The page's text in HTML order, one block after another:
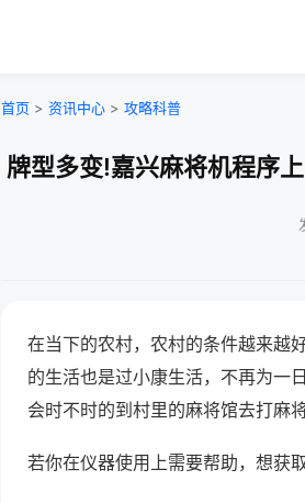
首页 > 资讯中心 > 攻略科普
牌型多变!嘉兴麻将机程序
在当下的农村，农村的条件越来越
的生活也是过小康生活，不再为一
会时不时的到村里的麻将馆去打麻
若你在仪器使用上需要帮助，想获